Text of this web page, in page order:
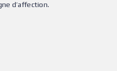
d’affection.